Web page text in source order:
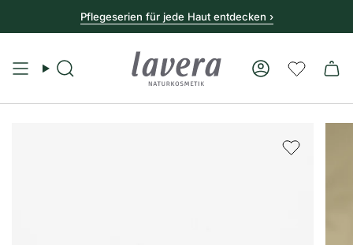
Pflegeserien für jede Haut entdecken ›
Suche Konto